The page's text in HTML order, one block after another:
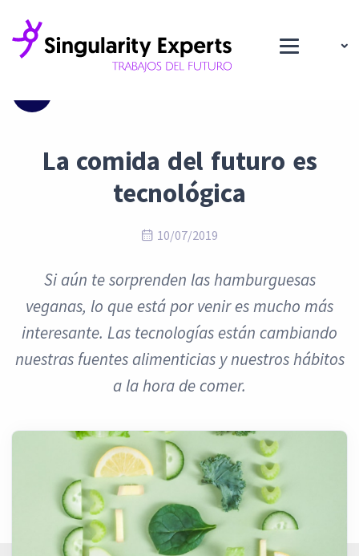
La comida del futuro es
tecnológica
10/07/2019
Si aún te sorprenden las hamburguesas
veganas, lo que está por venir es mucho más
interesante. Las tecnologías están cambiando
nuestras fuentes alimenticias y nuestros hábitos
a la hora de comer.